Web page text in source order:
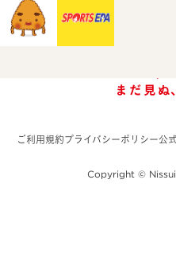
ご利用規約プライバシーポリシー公
Copyright ©